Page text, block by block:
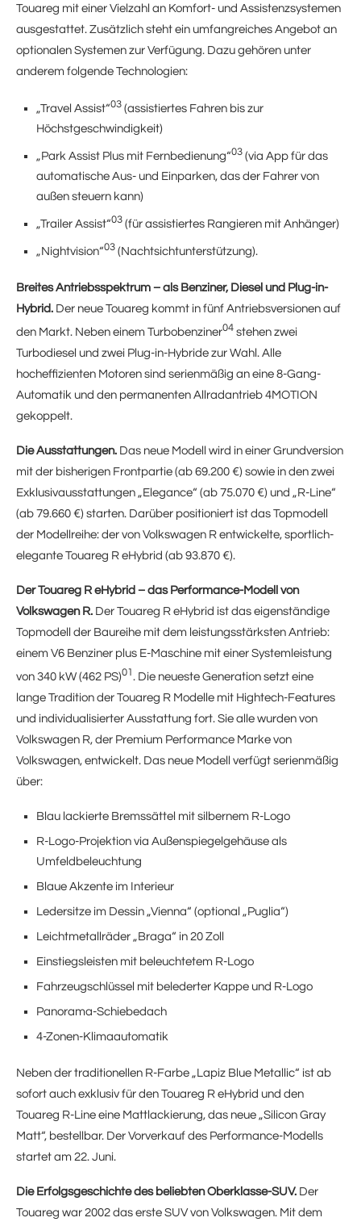
Touareg mit einer Vielzahl an Komfort- und Assistenzsystemen
ausgestattet. Zusätzlich steht ein umfangreiches Angebot an
optionalen Systemen zur Verfügung. Dazu gehören unter
anderem folgende Technologien:
„Travel Assist“03 (assistiertes Fahren bis zur
Höchstgeschwindigkeit)
„Park Assist Plus mit Fernbedienung“03 (via App für das
automatische Aus- und Einparken, das der Fahrer von
außen steuern kann)
„Trailer Assist“03 (für assistiertes Rangieren mit Anhänger)
„Nightvision“03 (Nachtsichtunterstützung).
Breites Antriebsspektrum – als Benziner, Diesel und Plug-in-
Hybrid. Der neue Touareg kommt in fünf Antriebsversionen auf
den Markt. Neben einem Turbobenziner04 stehen zwei
Turbodiesel und zwei Plug-in-Hybride zur Wahl. Alle
hocheffizienten Motoren sind serienmäßig an eine 8-Gang-
Automatik und den permanenten Allradantrieb 4MOTION
gekoppelt.
Die Ausstattungen. Das neue Modell wird in einer Grundversion
mit der bisherigen Frontpartie (ab 69.200 €) sowie in den zwei
Exklusivausstattungen „Elegance“ (ab 75.070 €) und „R-Line“
(ab 79.660 €) starten. Darüber positioniert ist das Topmodell
der Modellreihe: der von Volkswagen R entwickelte, sportlich-
elegante Touareg R eHybrid (ab 93.870 €).
Der Touareg R eHybrid – das Performance-Modell von
Volkswagen R. Der Touareg R eHybrid ist das eigenständige
Topmodell der Baureihe mit dem leistungsstärksten Antrieb:
einem V6 Benziner plus E-Maschine mit einer Systemleistung
von 340 kW (462 PS)01 . Die neueste Generation setzt eine
lange Tradition der Touareg R Modelle mit Hightech-Features
und individualisierter Ausstattung fort. Sie alle wurden von
Volkswagen R, der Premium Performance Marke von
Volkswagen, entwickelt. Das neue Modell verfügt serienmäßig
über:
Blau lackierte Bremssättel mit silbernem R-Logo
R-Logo-Projektion via Außenspiegelgehäuse als
Umfeldbeleuchtung
Blaue Akzente im Interieur
Ledersitze im Dessin „Vienna“ (optional „Puglia“)
Leichtmetallräder „Braga“ in 20 Zoll
Einstiegsleisten mit beleuchtetem R-Logo
Fahrzeugschlüssel mit belederter Kappe und R-Logo
Panorama-Schiebedach
4-Zonen-Klimaautomatik
Neben der traditionellen R-Farbe „Lapiz Blue Metallic“ ist ab
sofort auch exklusiv für den Touareg R eHybrid und den
Touareg R-Line eine Mattlackierung, das neue „Silicon Gray
Matt“, bestellbar. Der Vorverkauf des Performance-Modells
startet am 22. Juni.
Die Erfolgsgeschichte des beliebten Oberklasse-SUV. Der
Touareg war 2002 das erste SUV von Volkswagen. Mit dem